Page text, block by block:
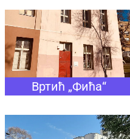
Вртић „Фића“